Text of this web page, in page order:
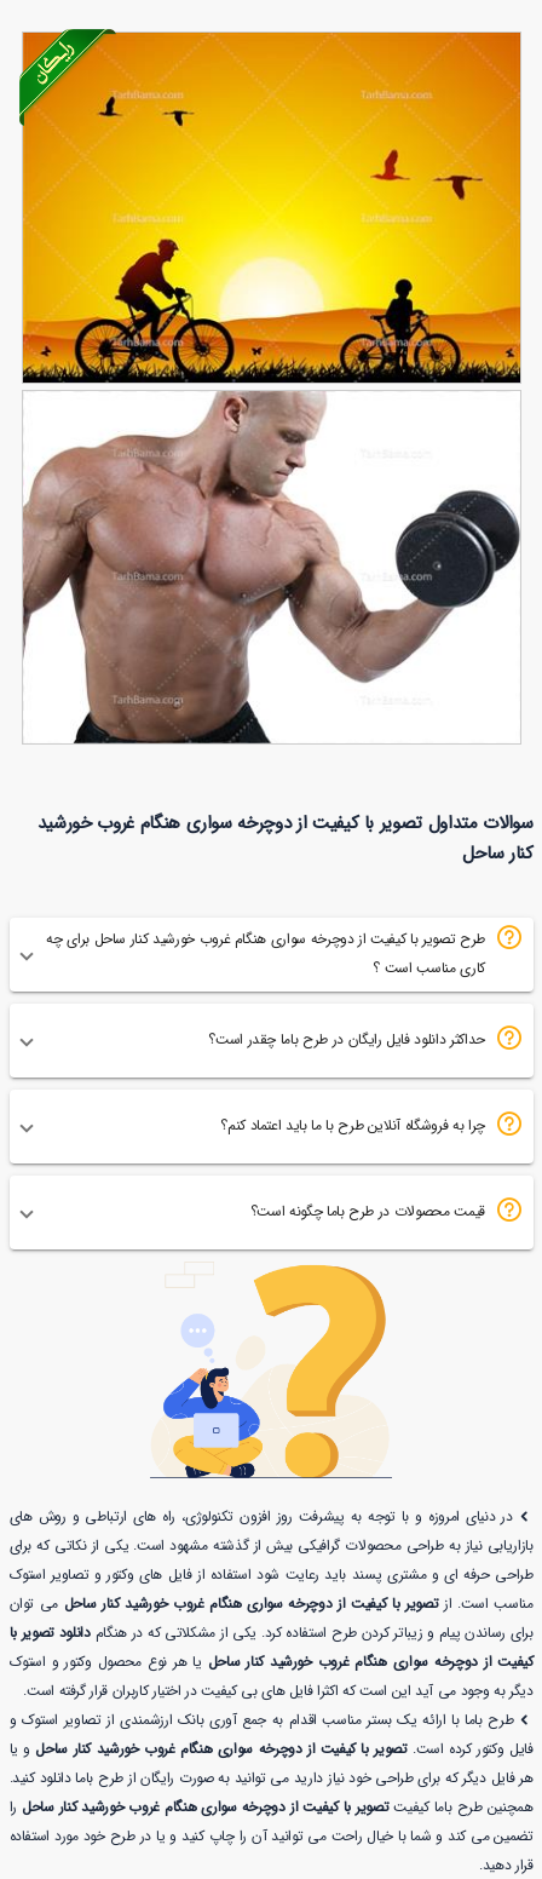
تصویر با کیفیت و فانتزی از دوچرخه سواری در غروب
125
سوالات متداول تصویر با کیفیت از دوچرخه سواری هنگام غروب خورشید
کنار ساحل
طرح تصویر با کیفیت از دوچرخه سواری هنگام غروب خورشید کنار ساحل برای چه
کاری مناسب است ؟
حداکثر دانلود فایل رایگان در طرح باما چقدر است؟
چرا به فروشگاه آنلاین طرح با ما باید اعتماد کنم؟
قیمت محصولات در طرح باما چگونه است؟
در دنیای امروزه و با توجه به پیشرفت روز افزون تکنولوژی، راه های ارتباطی و روش های
بازاریابی نیاز به طراحی محصولات گرافیکی بیش از گذشته مشهود است. یکی از نکاتی که برای
طراحی حرفه ای و مشتری پسند باید رعایت شود استفاده از فایل های وکتور و تصاویر استوک
مناسب است. از تصویر با کیفیت از دوچرخه سواری هنگام غروب خورشید کنار ساحلمی توان
برای رساندن پیام و زیباتر کردن طرح استفاده کرد. یکی از مشکلاتی که در هنگام دانلود تصویر با
کیفیت از دوچرخه سواری هنگام غروب خورشید کنار ساحل یا هر نوع محصول وکتور و استوک
دیگر به وجود می آید این است که اکثرا فایل های بی کیفیت در اختیار کاربران قرار گرفته است.
طرح باما با ارائه یک بستر مناسب اقدام به جمع آوری بانک ارزشمندی از تصاویر استوک و
فایل وکتور کرده است. تصویر با کیفیت از دوچرخه سواری هنگام غروب خورشید کنار ساحلو یا
هر فایل دیگر که برای طراحی خود نیاز دارید می توانید به صورت رایگان از طرح باما دانلود کنید.
همچنین طرح باما کیفیتتصویر با کیفیت از دوچرخه سواری هنگام غروب خورشید کنار ساحلرا
تضمین می کند و شما با خیال راحت می توانید آن را چاپ کنید و یا در طرح خود مورد استفاده
قرار دهید.